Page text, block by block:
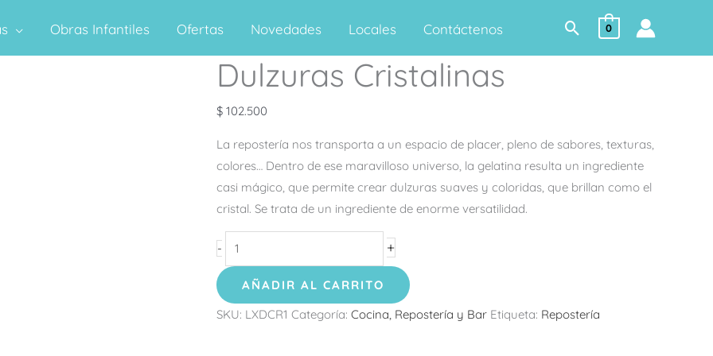
Obras Infantiles Ofertas Novedades Locales Contáctenos Buscar
0
Dulzuras Cristalinas
$ 102.500
La repostería nos transporta a un espacio de placer, pleno de sabores, texturas,
colores… Dentro de ese maravilloso universo, la gelatina resulta un ingrediente
casi mágico, que permite crear dulzuras suaves y coloridas, que brillan como el
cristal. Se trata de un ingrediente de enorme versatilidad.
-
Dulzuras
Cristalinas
cantidad
+
AÑADIR AL CARRITO
SKU: LXDCR1 Categoría: Cocina, Repostería y Bar Etiqueta: Repostería